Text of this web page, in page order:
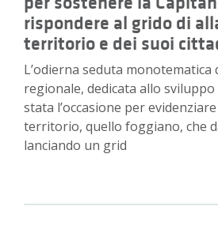
rispondere al grido di
territorio e dei suoi
L’odierna seduta monotematica
regionale, dedicata allo
stata l’occasione per
territorio, quello foggiano, che
lanciando un grid